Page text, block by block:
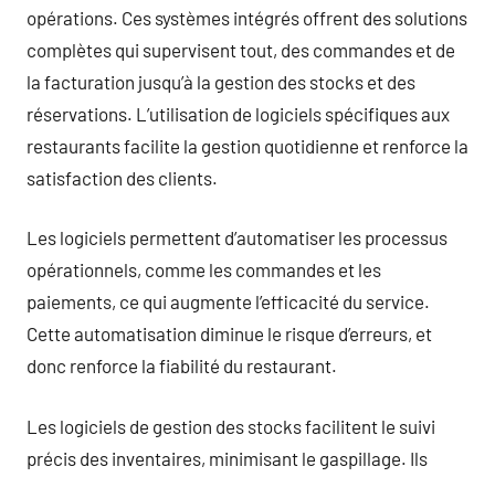
opérations. Ces systèmes intégrés offrent des solutions
complètes qui supervisent tout, des commandes et de
la facturation jusqu’à la gestion des stocks et des
réservations. L’utilisation de logiciels spécifiques aux
restaurants facilite la gestion quotidienne et renforce la
satisfaction des clients.
Les logiciels permettent d’automatiser les processus
opérationnels, comme les commandes et les
paiements, ce qui augmente l’efficacité du service.
Cette automatisation diminue le risque d’erreurs, et
donc renforce la fiabilité du restaurant.
Les logiciels de gestion des stocks facilitent le suivi
précis des inventaires, minimisant le gaspillage. Ils